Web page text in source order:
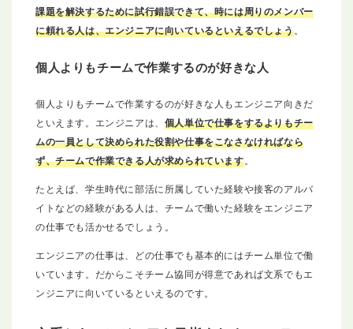
課題を解決するために試行錯誤できて、時には周りのメンバー
に頼れる人は、エンジニアに向いているといえるでしょう。
個人よりもチームで作業するのが好きな人
個人よりもチームで作業するのが好きな人もエンジニア向きだ
といえます。エンジニアは、 個人単位で仕事をするよりもチー
ムの一員として決められた役割や仕事をこなさなければなら
ず、チームで作業できる人が求められています。
たとえば、学生時代に部活に所属していた経験や接客のアルバ
イトなどの経験がある人は、チームで働いた経験をエンジニア
の仕事でも活かせるでしょう。
エンジニアの仕事は、どの仕事でも基本的にはチーム単位で働
いています。だからこそチーム協同が得意であれば文系でもエ
ンジニアに向いているといえるのです。